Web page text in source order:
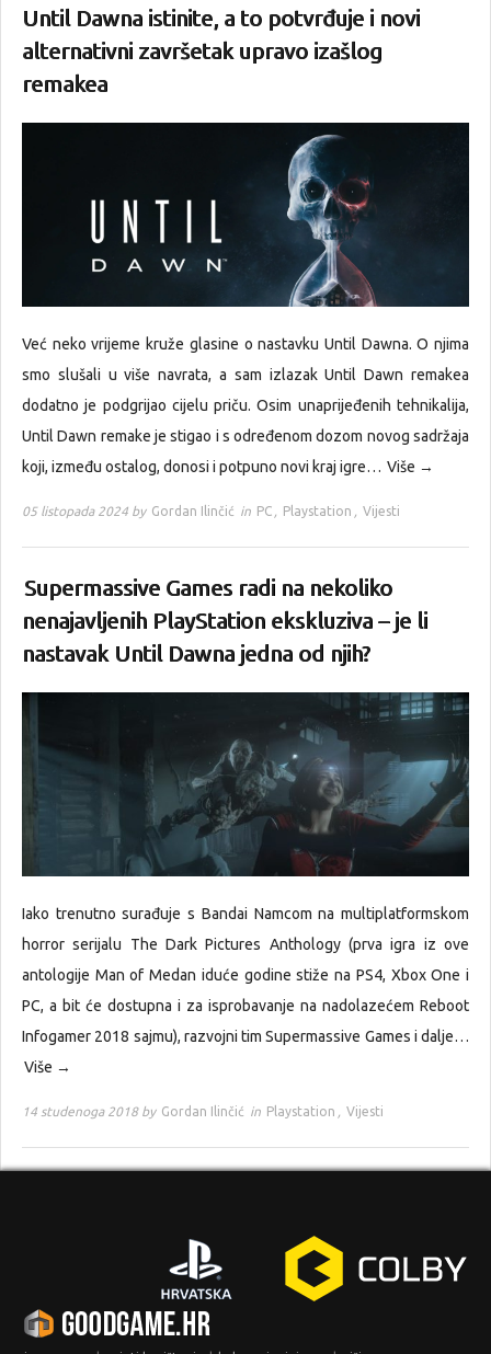
Until Dawna istinite, a to potvrđuje i novi
alternativni završetak upravo izašlog
remakea
Već neko vrijeme kruže glasine o nastavku Until Dawna. O njima
smo slušali u više navrata, a sam izlazak Until Dawn remakea
dodatno je podgrijao cijelu priču. Osim unaprijeđenih tehnikalija,
Until Dawn remake je stigao i s određenom dozom novog sadržaja
koji, između ostalog, donosi i potpuno novi kraj igre… Više →
05 listopada 2024 by Gordan Ilinčić in PC , Playstation , Vijesti
Supermassive Games radi na nekoliko
nenajavljenih PlayStation ekskluziva – je li
nastavak Until Dawna jedna od njih?
Iako trenutno surađuje s Bandai Namcom na multiplatformskom
horror serijalu The Dark Pictures Anthology (prva igra iz ove
antologije Man of Medan iduće godine stiže na PS4, Xbox One i
PC, a bit će dostupna i za isprobavanje na nadolazećem Reboot
Infogamer 2018 sajmu), razvojni tim Supermassive Games i dalje…
Više →
14 studenoga 2018 by Gordan Ilinčić in Playstation , Vijesti